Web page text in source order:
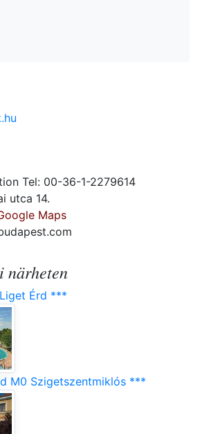
Tel: 00-36-1-2279614
utca 14.
Maps
närheten
Érd ***
M0 Szigetszentmiklós ***